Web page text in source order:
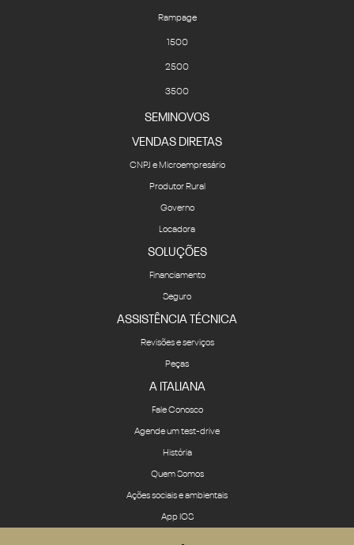
Rampage
1500
2500
3500
SEMINOVOS
VENDAS DIRETAS
CNPJ e Microempresário
Produtor Rural
Governo
Locadora
SOLUÇÕES
Financiamento
Seguro
ASSISTÊNCIA TÉCNICA
Revisões e serviços
Peças
A ITALIANA
Fale Conosco
Agende um test-drive
História
Quem Somos
Ações sociais e ambientais
App IOS